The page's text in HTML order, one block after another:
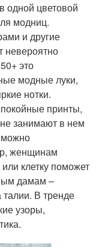
одной цветовой
модниц.
и другие
невероятно
это
модные луки,
нотки.
принты,
занимают в нем
можно
женщинам
клетку поможет
дамам –
В тренде
узоры,